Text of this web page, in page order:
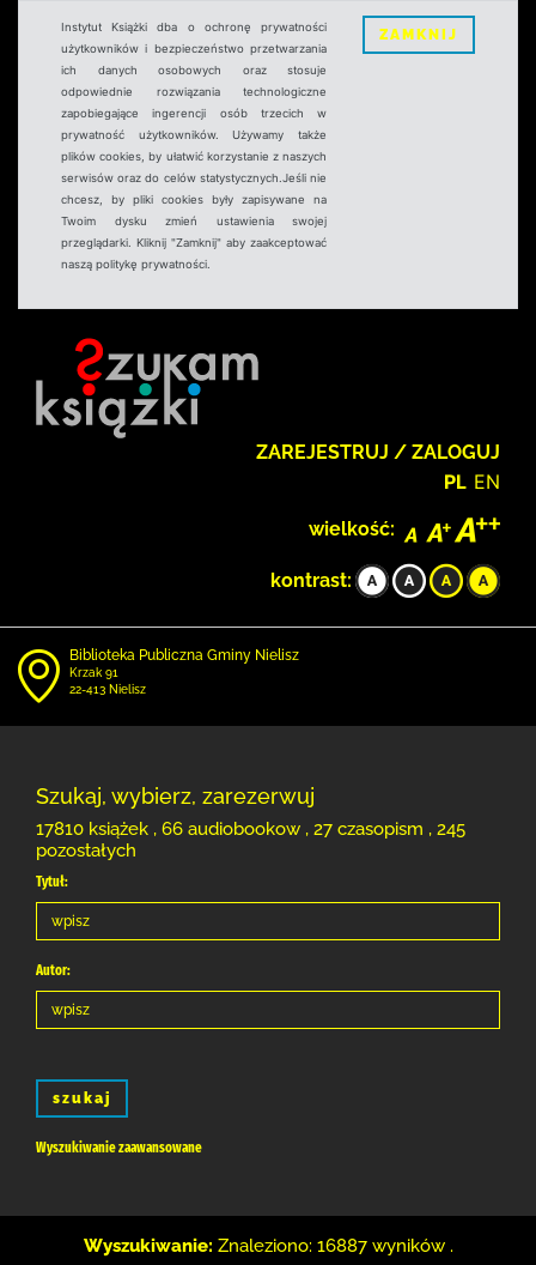
Instytut Książki dba o ochronę prywatności
użytkowników i bezpieczeństwo przetwarzania
ich danych osobowych oraz stosuje
odpowiednie rozwiązania technologiczne
zapobiegające ingerencji osób trzecich w
prywatność użytkowników. Używamy także
plików cookies, by ułatwić korzystanie z naszych
serwisów oraz do celów statystycznych.Jeśli nie
chcesz, by pliki cookies były zapisywane na
Twoim dysku zmień ustawienia swojej
przeglądarki. Kliknij "Zamknij" aby zaakceptować
naszą politykę prywatności.
ZAMKNIJ
ZAREJESTRUJ / ZALOGUJ
PL EN
wielkość:
kontrast:
Biblioteka Publiczna Gminy Nielisz
Krzak 91
22-413 Nielisz
Szukaj, wybierz, zarezerwuj
17810 książek , 66 audiobookow , 27 czasopism , 245
pozostałych
Tytuł:
Autor:
szukaj
Wyszukiwanie zaawansowane
Wyszukiwanie: Znaleziono: 16887 wyników .